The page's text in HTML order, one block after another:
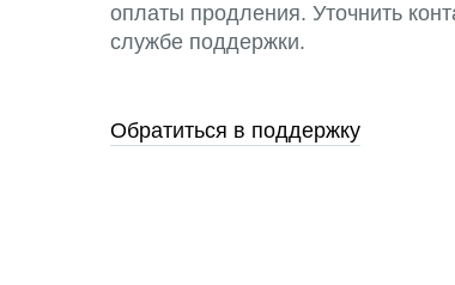
оплаты продления. Уточнить
службе поддержки.
Обратиться в поддержку